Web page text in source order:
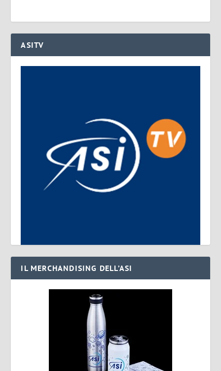
ASITV
IL MERCHANDISING DELL’ASI